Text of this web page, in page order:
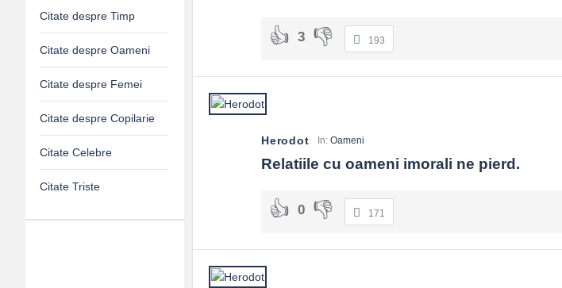
3 193
Herodot In: Oameni
Relatiile cu oameni imorali ne pierd.
0 171
Citate despre Timp
Citate despre Oameni
Citate despre Femei
Citate despre Copilarie
Citate Celebre
Citate Triste